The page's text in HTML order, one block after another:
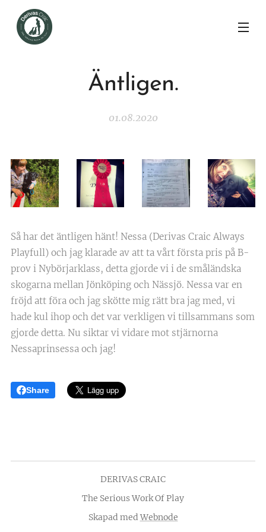
Äntligen.
01.08.2020
Så har det äntligen hänt! Nessa (Derivas Craic Always
Playfull) och jag klarade av att ta vårt första pris på B-
prov i Nybörjarklass, detta gjorde vi i de småländska
skogarna mellan Jönköping och Nässjö. Nessa var en
fröjd att föra och jag skötte mig rätt bra jag med, vi
hade kul ihop och det var verkligen vi tillsammans som
gjorde detta. Nu siktar vi vidare mot stjärnorna
Nessaprinsessa och jag!
Share
DERIVAS CRAIC
The Serious Work Of Play
Skapad medWebnode